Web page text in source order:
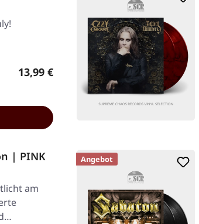
Regulärer Preis:
13,99 €
| PINK
am
Angebot